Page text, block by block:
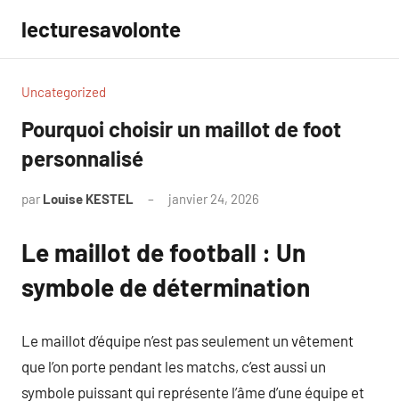
contenu
lecturesavolonte
Uncategorized
Pourquoi choisir un maillot de foot
personnalisé
par Louise KESTEL janvier 24, 2026
Le maillot de football : Un
symbole de détermination
Le maillot d’équipe n’est pas seulement un vêtement
que l’on porte pendant les matchs, c’est aussi un
symbole puissant qui représente l’âme d’une équipe et